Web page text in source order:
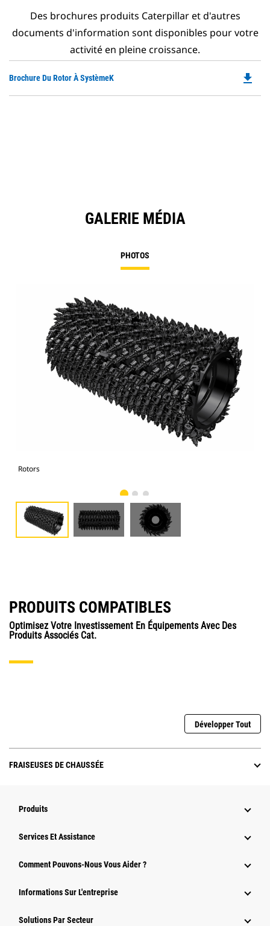
Des brochures produits Caterpillar et d'autres
documents d'information sont disponibles pour votre
activité en pleine croissance.
Brochure Du Rotor À SystèmeK file_download
GALERIE MÉDIA
PHOTOS
Rotors
PRODUITS COMPATIBLES
Optimisez Votre Investissement En Équipements Avec Des
Produits Associés Cat.
Développer Tout
FRAISEUSES DE CHAUSSÉE
Produits
Services Et Assistance
Comment Pouvons-Nous Vous Aider ?
Informations Sur L'entreprise
Solutions Par Secteur